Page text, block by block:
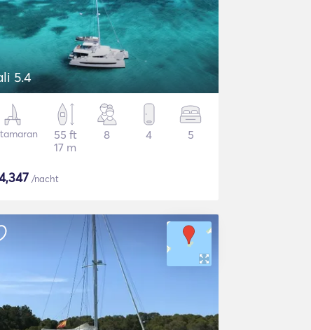
5.4
55 ft
17 m
8 4 5
/nacht